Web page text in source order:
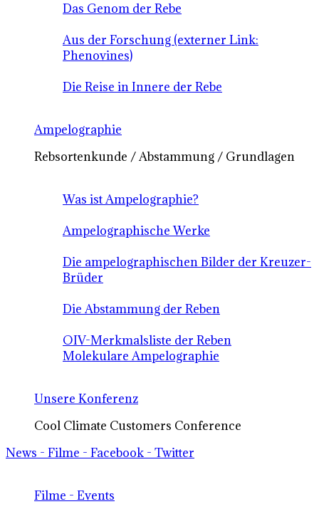
Das Genom der Rebe
Aus der Forschung (externer Link:
Phenovines)
Die Reise in Innere der Rebe
Ampelographie
Rebsortenkunde / Abstammung / Grundlagen
Was ist Ampelographie?
Ampelographische Werke
Die ampelographischen Bilder der Kreuzer-
Brüder
Die Abstammung der Reben
OIV-Merkmalsliste der Reben
Molekulare Ampelographie
Unsere Konferenz
Cool Climate Customers Conference
News - Filme - Facebook - Twitter
Filme - Events